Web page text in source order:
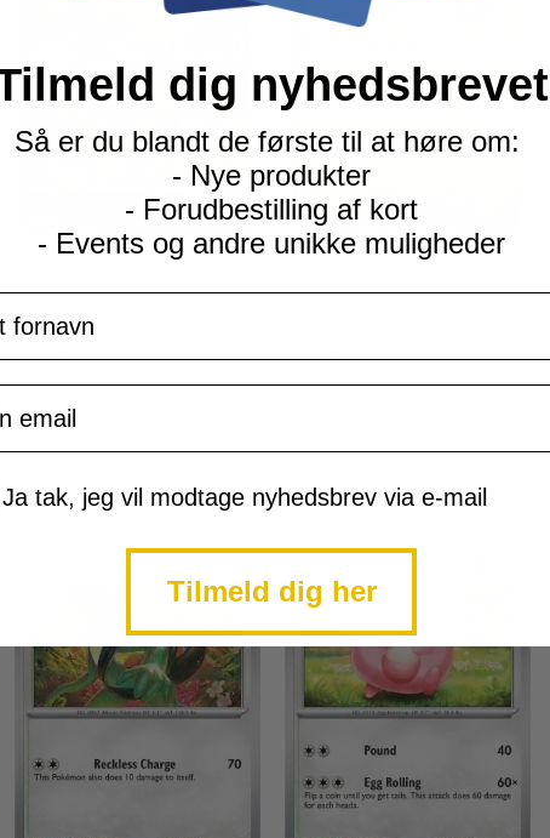
kr.6,00Current
is:
kr. 39,95.
kr.3,00Current
is:
dig nyhedsbrevet
Så er du blandt de første til at høre om:
- Nye produkter
- Forudbestilling af kort
- Events og andre unikke muligheder
Ja tak, jeg vil modtage nyhedsbrev via e-mail
Tilmeld dig her